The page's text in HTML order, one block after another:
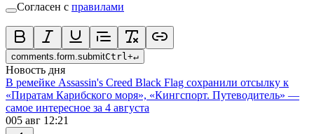
Согласен с правилами
comments.form.submitCtrl+↵
Новость дня
В ремейке Assassin's Creed Black Flag сохранили отсылку к
«Пиратам Карибского моря», «Кингспорт. Путеводитель» —
самое интересное за 4 августа
005 авг 12:21